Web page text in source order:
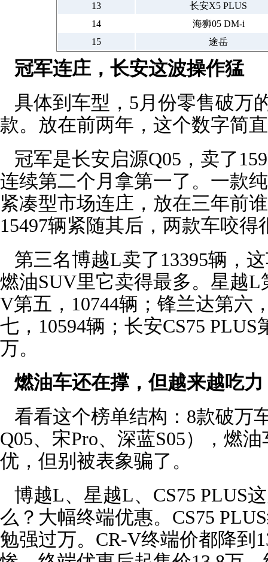
13
长安X5 PLUS
14
海狮05 DM-i
15
途岳
冠军连庄，长安这波操作猛
具体到车型，5月份零售破万
款。放在前两年，这个数字简
冠军是长安启源Q05，卖了
连续第二个月拿第一了。一款
紧凑型市场连庄，放在三年前
15497辆紧随其后，两款车咬得
第三名博越L卖了13395辆，
燃油SUV里它卖得最多。星越L
V第五，10744辆；锋兰达第六
七，10594辆；长安CS75
万。
燃油车还在撑，但越来越吃力
看看这个榜单结构：8款破万
Q05、宋Pro、深蓝S05），燃
优，但别被表象骗了。
博越L、星越L、CS75 PLUS
么？大幅终端优惠。CS75
勉强过万。CR-V终端价都降到